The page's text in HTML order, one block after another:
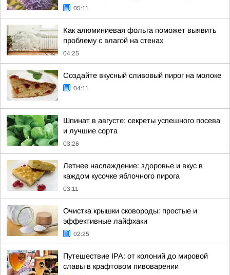
05:11
Как алюминиевая фольга поможет выявить
проблему с влагой на стенах
04:25
Создайте вкусный сливовый пирог на молоке
04:11
Шпинат в августе: секреты успешного посева
и лучшие сорта
03:26
Летнее наслаждение: здоровье и вкус в
каждом кусочке яблочного пирога
03:11
Очистка крышки сковороды: простые и
эффективные лайфхаки
02:25
Путешествие IPA: от колоний до мировой
славы в крафтовом пивоварении